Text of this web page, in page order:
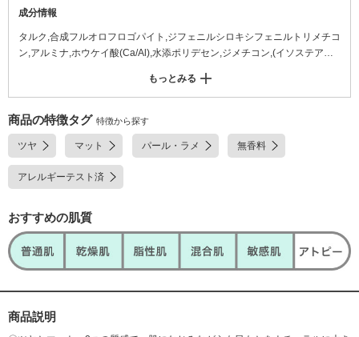
成分情報
タルク,合成フルオロフロゴパイト,ジフェニルシロキシフェニルトリメチコ
ン,アルミナ,ホウケイ酸(Ca/Al),水添ポリデセン,ジメチコン,(イソステアリ
バ種子油,ステアリン酸Mg,ジステアリン酸Al,酸化スズ,トコフェロール,シ
リカ,水酸化Al,エチルパラベン,メチルパラベン,マイカ,酸化チタン,硫酸Ba,
もっとみる
商品の特徴タグ 特徴から探す
ツヤ マット パール・ラメ 無香料
アレルギーテスト済
おすすめの肌質
商品説明